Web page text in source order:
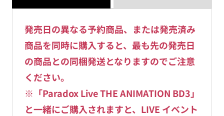
発売日の異なる予約商品、または発売済み
商品を同時に購入すると、最も先の発売日
の商品との同梱発送となりますのでご注意
ください。
※「Paradox Live THE ANIMATION BD3」
と一緒にご購入されますと、LIVE イベント